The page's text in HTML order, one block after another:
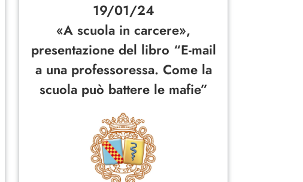
19/01/24
«A scuola in carcere»,
presentazione del libro “E-mail
a una professoressa. Come la
scuola può battere le mafie”